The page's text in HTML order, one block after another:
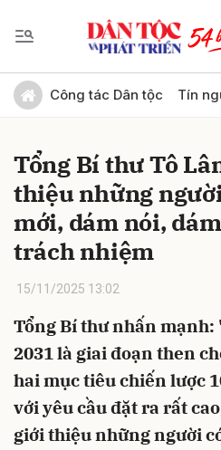
Công tác Dân tộc Tín
Tổng Bí thư Tô
thiệu những
mới, dám nói,
trách nhiệm
15/11/2025 13:02
Tổng Bí thư nhấn mạnh:
2031 là giai đoạn then
hai mục tiêu chiến lược
với yêu cầu đặt ra rất
giới thiệu những người
Gửi bình luận